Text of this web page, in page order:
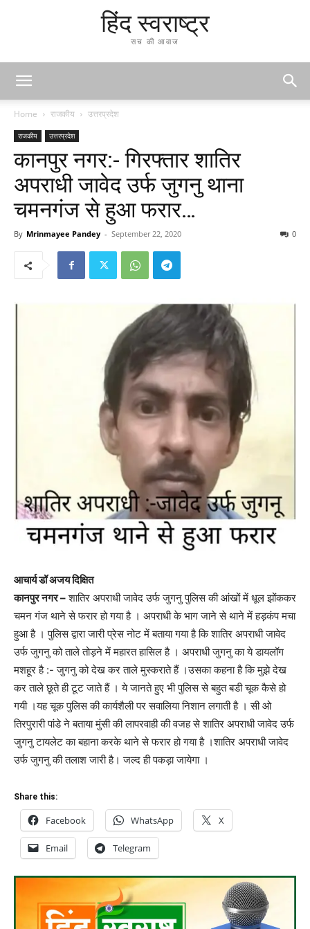
हिंद स्वराष्ट्र
सच की आवाज
Home राजकीय उत्तरप्रदेश
राजकीय उत्तरप्रदेश
कानपुर नगर:- गिरफ्तार शातिर
अपराधी जावेद उर्फ जुगनु थाना
चमनगंज से हुआ फरार…
By Mrinmayee Pandey - September 22, 2020 0
आचार्य डॉ अजय दिक्षित
कानपुर नगर –शातिर अपराधी जावेद उर्फ जुगनु पुलिस की आंखों में धूल झोंककर
चमन गंज थाने से फरार हो गया है । अपराधी के भाग जाने से थाने में हड़कंप मचा
हुआ है । पुलिस द्वारा जारी प्रेस नोट में बताया गया है कि शातिर अपराधी जावेद
उर्फ जुगनु को ताले तोड़ने में महारत हासिल है । अपराधी जुगनु का ये डायलॉग
मशहूर है :- जुगनु को देख कर ताले मुस्कराते हैं ।उसका कहना है कि मुझे देख
कर ताले छूते ही टूट जाते हैं । ये जानते हुए भी पुलिस से बहुत बडी चूक कैसे हो
गयी ।यह चूक पुलिस की कार्यशैली पर सवालिया निशान लगाती है । सी ओ
तिरपुरारी पांडे ने बताया मुंसी की लापरवाही की वजह से शातिर अपराधी जावेद उर्फ
जुगनु टायलेट का बहाना करके थाने से फरार हो गया है ।शातिर अपराधी जावेद
उर्फ जुगनु की तलाश जारी है। जल्द ही पकड़ा जायेगा ।
Share this:
Facebook WhatsApp X
Email Telegram